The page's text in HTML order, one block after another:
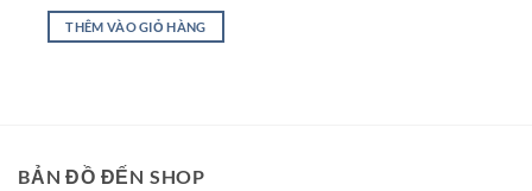
THÊM VÀO GIỎ HÀNG
BẢN ĐỒ ĐẾN SHOP